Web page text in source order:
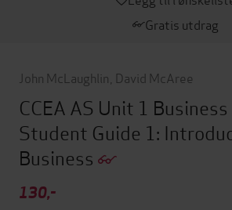
Gratis utdrag
John McLaughlin David McAree
CCEA AS Unit 1
Student Guide 1:
Business
130,-